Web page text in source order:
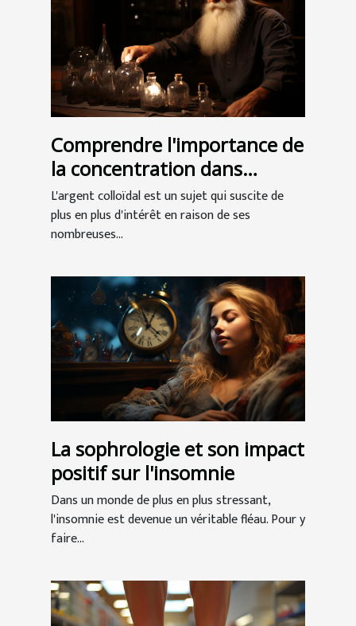
Comprendre l'importance de
la concentration dans
l'argent colloïdal
L'argent colloïdal est un sujet qui suscite de
plus en plus d'intérêt en raison de ses
nombreuses...
La sophrologie et son impact
positif sur l'insomnie
Dans un monde de plus en plus stressant,
l'insomnie est devenue un véritable fléau. Pour y
faire...